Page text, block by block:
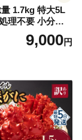
1.7kg 特大5L
理不要 小分け 8
り サイズ不揃い
バラ凍結】
9,000円